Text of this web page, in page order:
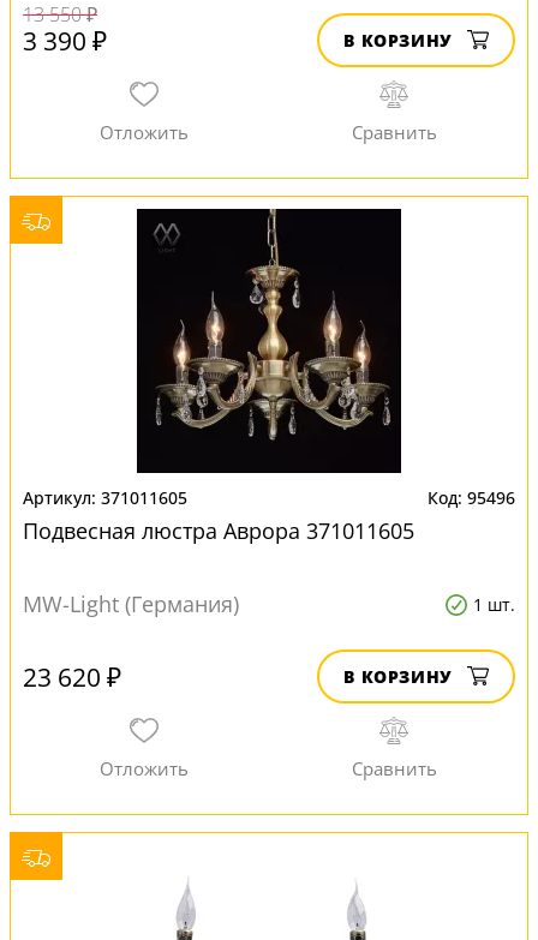
13 550 ₽
3 390 ₽ В КОРЗИНУ
371011605 95496
Подвесная люстра Аврора 371011605
MW-Light (Германия) 1 шт.
23 620 ₽ В КОРЗИНУ